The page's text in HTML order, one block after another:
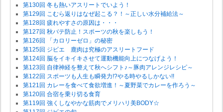
第130回 冬も熱いアスリートでいよう！
第129回 こむら返りはなぜ起こる？！～正しい水分補給法～
第128回 疲れやすさの原因は・・・
第127回 秋バテ防止！スポーツの秋を楽しもう！
第126回 「カロリーゼロ」の秘密
第125回 ジビエ 鹿肉は究極のアスリートフード
第124回 脳をイキイキさせて運動機能向上につなげよう！
第123回 自律神経を整えて秋へシフト♪～豚肉アレンジレシピ～
第122回 スポーツも人生も瞬発力!?やる時やるしかない!!
第121回 カレーを食べて食欲増進！～夏野菜でカレーを作ろう～
第120回 合宿を乗り切る食育
第119回 強くしなやかな筋肉でメリハリ美BODY☆